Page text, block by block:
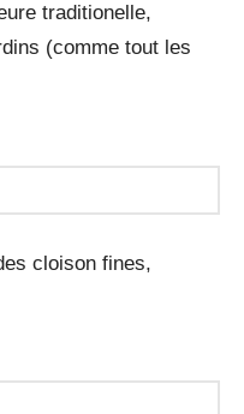
traditionelle,
(comme tout les
cloison fines,